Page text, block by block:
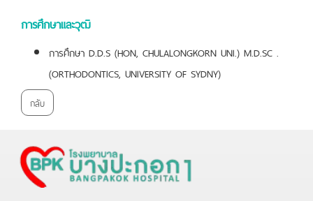
การศึกษาและวุฒิ
การศึกษา D.D.S (HON, CHULALONGKORN UNI.) M.D.SC .
(ORTHODONTICS, UNIVERSITY OF SYDNY)
กลับ